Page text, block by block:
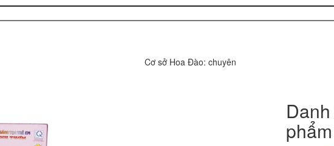
Cơ sở Hoa Đào: chuyên sản xuất các sản phẩm
phẩm